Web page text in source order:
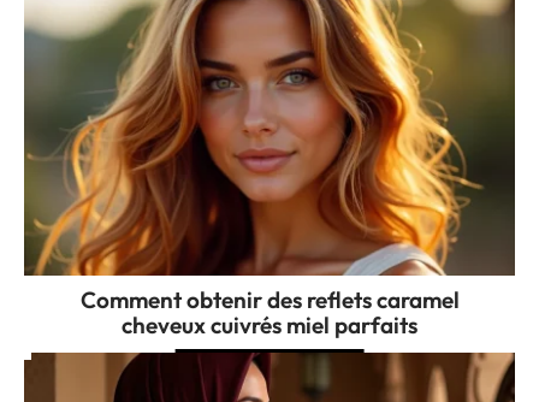
Comment obtenir des reflets caramel
cheveux cuivrés miel parfaits